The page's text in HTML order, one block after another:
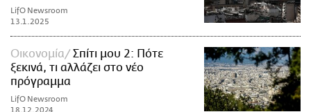
LifO Newsroom
13.1.2025
Οικονομία
Σπίτι μου 2: Πότε
ξεκινά, τι αλλάζει στο νέο
πρόγραμμα
LifO Newsroom